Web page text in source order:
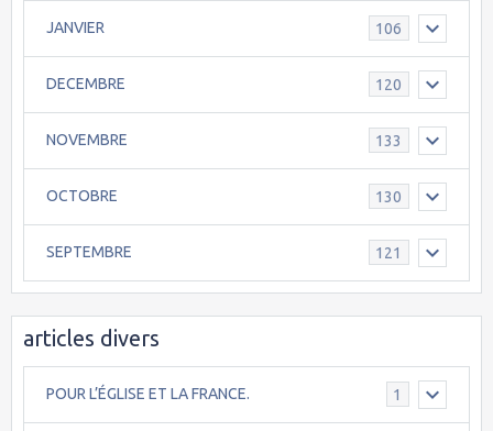
JANVIER 106
DECEMBRE 120
NOVEMBRE 133
OCTOBRE 130
SEPTEMBRE 121
articles divers
POUR L’ÉGLISE ET LA FRANCE. 1